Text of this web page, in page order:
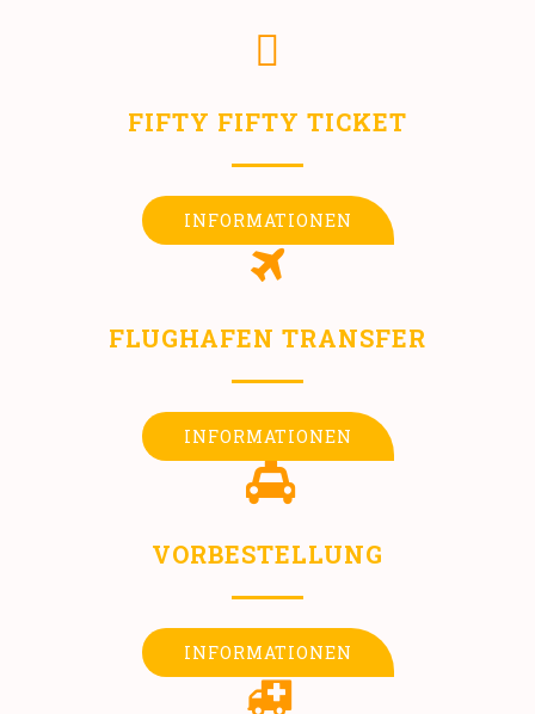
FIFTY FIFTY TICKET
INFORMATIONEN
FLUGHAFEN TRANSFER
INFORMATIONEN
VORBESTELLUNG
INFORMATIONEN